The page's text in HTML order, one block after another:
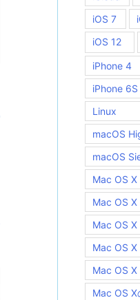
iOS 7
iOS 12
iPhone 4
iPhone 6S
Linux
macOS
macOS
Mac OS
Mac OS
Mac OS
Mac OS
Mac OS
Mac OS X